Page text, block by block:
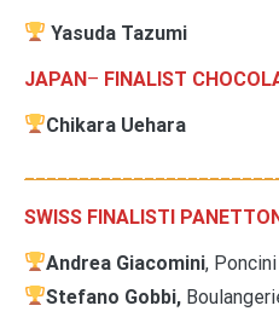
Yasuda Tazumi
JAPAN– FINALIST
Chikara Uehara
SWISS FINALISTI
Andrea Giacomini,
Stefano Gobbi,